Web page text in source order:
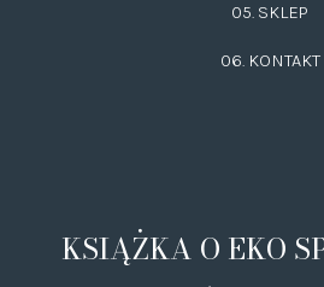
05. SKLEP
06. KONTAKT
KSIĄŻKA O EKO